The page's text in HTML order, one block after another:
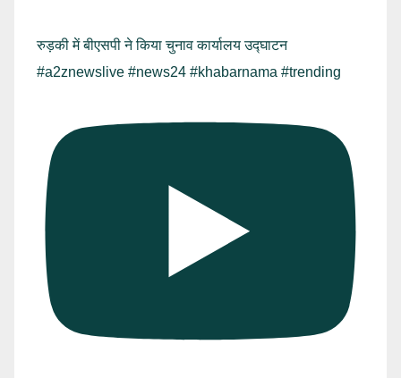
रुड़की में बीएसपी ने किया चुनाव कार्यालय उद्घाटन
#a2znewslive #news24 #khabarnama #trending